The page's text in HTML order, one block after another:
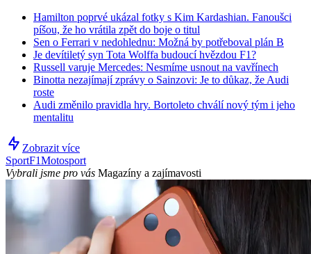
Hamilton poprvé ukázal fotky s Kim Kardashian. Fanoušci
píšou, že ho vrátila zpět do boje o titul
Sen o Ferrari v nedohlednu: Možná by potřeboval plán B
Je devítiletý syn Tota Wolffa budoucí hvězdou F1?
Russell varuje Mercedes: Nesmíme usnout na vavřínech
Binotta nezajímají zprávy o Sainzovi: Je to důkaz, že Audi
roste
Audi změnilo pravidla hry. Bortoleto chválí nový tým i jeho
mentalitu
Zobrazit více
SportF1Motosport
Vybrali jsme pro vás Magazíny a zajímavosti